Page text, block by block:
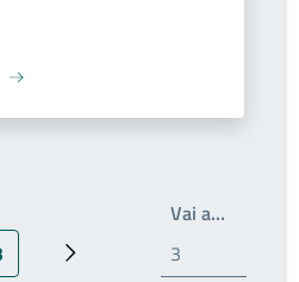
attualeProssima pagina
Vai a…